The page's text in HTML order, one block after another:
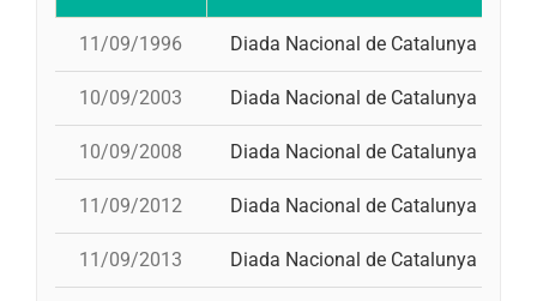
11/09/1996 Diada Nacional de Catalunya
10/09/2003 Diada Nacional de Catalunya
10/09/2008 Diada Nacional de Catalunya
11/09/2012 Diada Nacional de Catalunya
11/09/2013 Diada Nacional de Catalunya